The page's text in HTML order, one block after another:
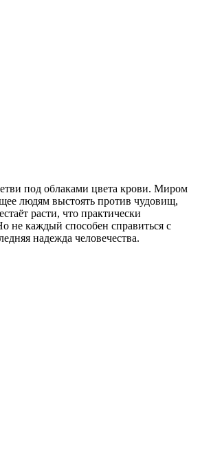
под облаками цвета крови. Миром
людям выстоять против чудовищ,
расти, что практически
не каждый способен справиться с
надежда человечества.